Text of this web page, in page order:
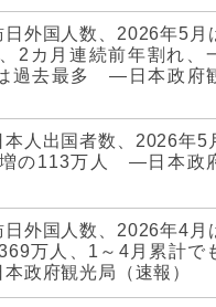
日外国人数、2026年5月
2カ月連続前年割れ、
過去最多 ―日本政府
本人出国者数、2026年5
の113万人 ―日本政
日外国人数、2026年4月
万人、1～4月累計で
政府観光局（速報）